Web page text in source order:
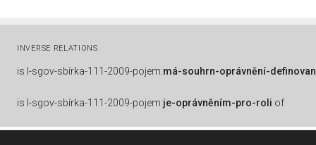
INVERSE RELATIONS
is l-sgov-sbírka-111-2009-pojem:má-souhrn-oprávnění-
is l-sgov-sbírka-111-2009-pojem:je-oprávněním-pro-roli of